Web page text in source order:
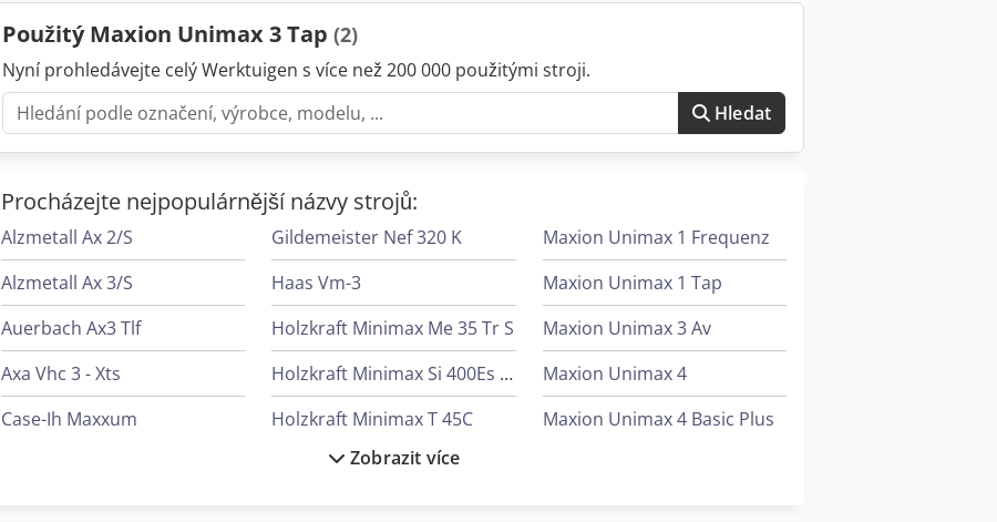
Použitý Maxion Unimax 3 Tap (2)
Nyní prohledávejte celý Werktuigen s více než 200 000 použitými stroji.
Hledat
Procházejte nejpopulárnější názvy strojů:
Alzmetall Ax 2/S
Alzmetall Ax 3/S
Auerbach Ax3 Tlf
Axa Vhc 3 - Xts
Case-Ih Maxxum
Gildemeister Nef 320 K
Haas Vm-3
Holzkraft Minimax Me 35 Tr S
Holzkraft Minimax Si 400Es 32 M
Holzkraft Minimax T 45C
Matsuura H.plus-300
Maxion Unimax 1 Frequenz
Maxion Unimax 1 Tap
Maxion Unimax 3 Av
Maxion Unimax 4
Maxion Unimax 4 Basic Plus
Zobrazit více